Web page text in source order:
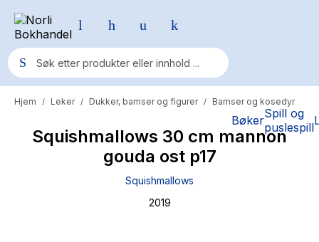
BøkerSpill og
puslespill
Populære søk
Pokemon
Fury Bound - Sable Sorensen
Hjem / Leker / Dukker, bamser og figurer / Bamser og kosedyr
Squishmallows 30 cm mannon
gouda ost p17
Squishmallows
2019